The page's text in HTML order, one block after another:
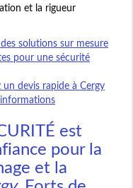
et la rigueur
solutions sur mesure
pour une sécurité
devis rapide à Cergy
est
pour la
et la